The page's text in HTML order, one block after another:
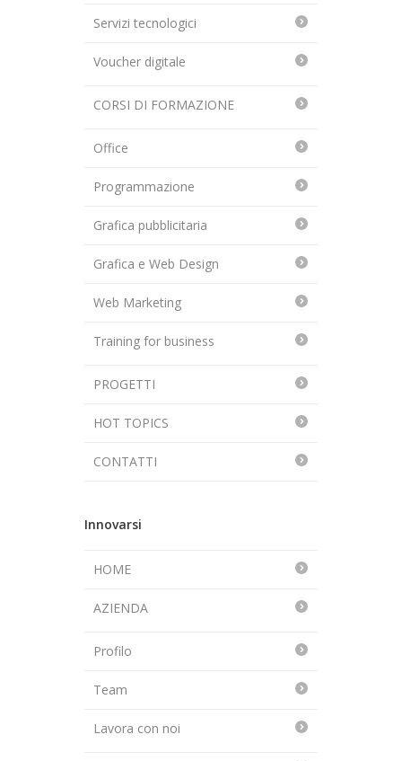
Servizi tecnologici
Voucher digitale
CORSI DI FORMAZIONE
Office
Programmazione
Grafica pubblicitaria
Grafica e Web Design
Web Marketing
Training for business
PROGETTI
HOT TOPICS
CONTATTI
Innovarsi
HOME
AZIENDA
Profilo
Team
Lavora con noi